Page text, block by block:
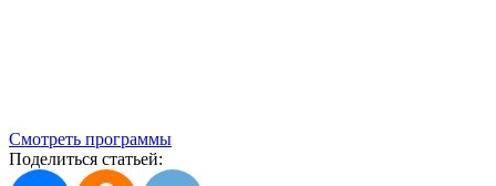
Смотреть программы
Поделиться статьей: